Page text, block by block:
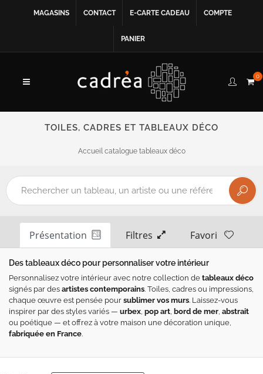
MAGASINS CONTACT E-CARTE CADEAU COMPTE
PANIER
0
TOILES, CADRES ET TABLEAUX DÉCO
Accueil catalogue tableaux déco
Présentation Filtres Favori
Des tableaux déco pour personnaliser votre intérieur
Personnalisez votre intérieur avec notre collection de tableaux déco
signés par des artistes contemporains. Toiles, cadres ou impressions,
chaque œuvre est pensée pour sublimer vos murs. Laissez-vous
inspirer par des styles variés — urbex, pop art, bord de mer, abstrait
ou poétique — et offrez à votre maison une décoration unique,
fabriquée en France.